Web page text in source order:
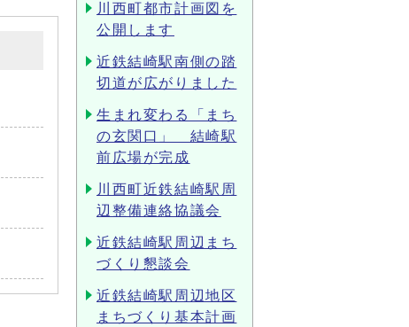
川西町都市計画図を
公開します
近鉄結崎駅南側の踏
切道が広がりました
生まれ変わる「まち
の玄関口」 結崎駅
前広場が完成
川西町近鉄結崎駅周
辺整備連絡協議会
近鉄結崎駅周辺まち
づくり懇談会
近鉄結崎駅周辺地区
まちづくり基本計画